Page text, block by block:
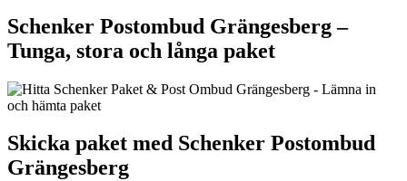
Schenker Postombud Grängesberg –
Tunga, stora och långa paket
Skicka paket med Schenker Postombud
Grängesberg